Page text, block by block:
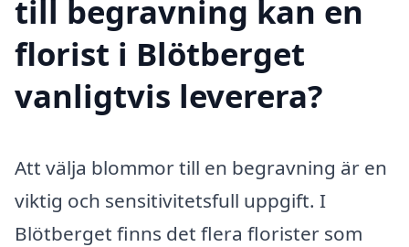
till begravning kan en
florist i Blötberget
vanligtvis leverera?
Att välja blommor till en begravning är en
viktig och sensitivitetsfull uppgift. I
Blötberget finns det flera florister som